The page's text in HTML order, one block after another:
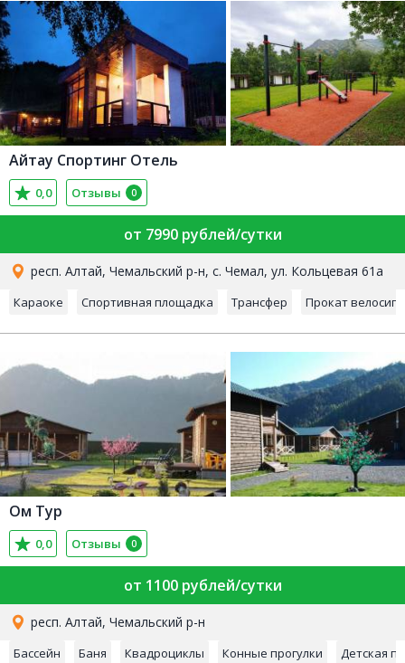
Айтау Спортинг Отель
0,0 Отзывы 0
от 7990 рублей/сутки
респ. Алтай, Чемальский р-н, с. Чемал, ул. Кольцевая 61а
Караоке Спортивная площадка Трансфер Прокат
Ом Тур
0,0 Отзывы 0
от 1100 рублей/сутки
респ. Алтай, Чемальский р-н
Бассейн Баня Квадроциклы Конные прогулки Детская